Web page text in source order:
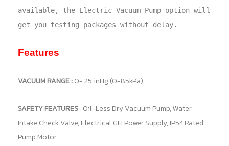
available, the Electric Vacuum Pump option will
get you testing packages without delay.
Features
VACUUM RANGE :0- 25 inHg (0-85kPa).
SAFETY FEATURES: Oil-Less Dry Vacuum Pump, Water
Intake Check Valve, Electrical GFI Power Supply, IP54 Rated
Pump Motor.